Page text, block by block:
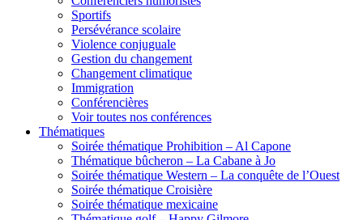
Sportifs
Persévérance scolaire
Violence conjuguale
Gestion du changement
Changement climatique
Immigration
Conférencières
Voir toutes nos conférences
Thématiques
Soirée thématique Prohibition – Al Capone
Thématique bûcheron – La Cabane à Jo
Soirée thématique Western – La conquête de l’Ouest
Soirée thématique Croisière
Soirée thématique mexicaine